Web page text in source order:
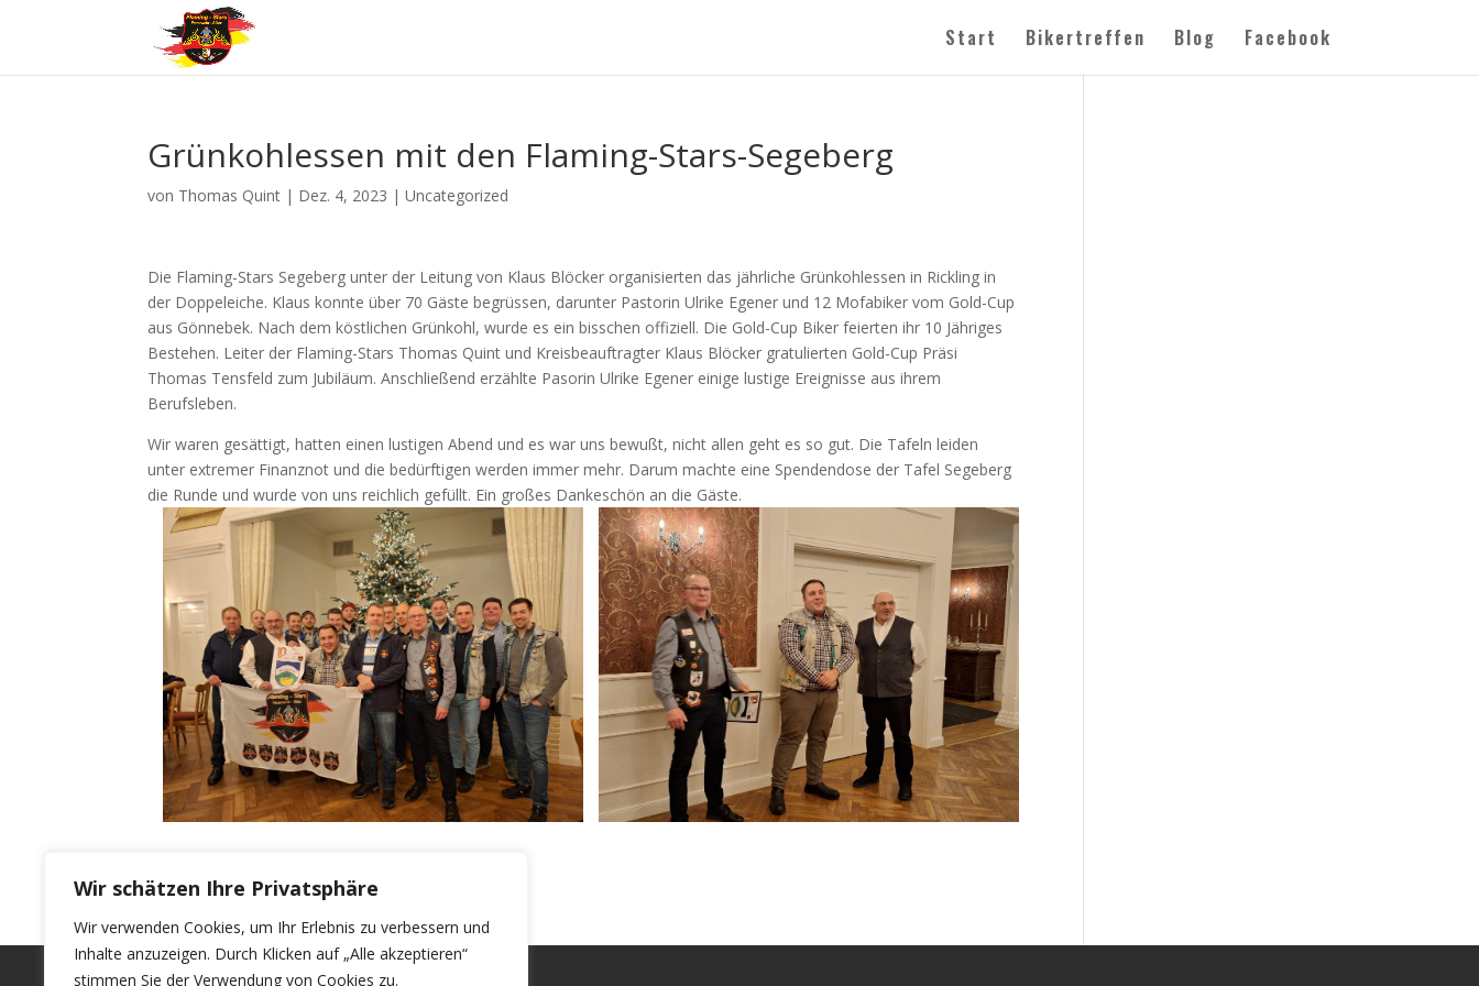
Wir schätzen Ihre Privatsphäre
Wir verwenden Cookies, um Ihr Erlebnis zu verbessern und
Inhalte anzuzeigen. Durch Klicken auf „Alle akzeptieren“
stimmen Sie der Verwendung von Cookies zu.
Start Bikertreffen Blog Facebook
Grünkohlessen mit den Flaming-Stars-Segeberg
von Thomas Quint | Dez. 4, 2023 |Uncategorized
Die Flaming-Stars Segeberg unter der Leitung von Klaus Blöcker organisierten das jährliche Grünkohlessen in Rickling in
der Doppeleiche. Klaus konnte über 70 Gäste begrüssen, darunter Pastorin Ulrike Egener und 12 Mofabiker vom Gold-Cup
aus Gönnebek. Nach dem köstlichen Grünkohl, wurde es ein bisschen offiziell. Die Gold-Cup Biker feierten ihr 10 Jähriges
Bestehen. Leiter der Flaming-Stars Thomas Quint und Kreisbeauftragter Klaus Blöcker gratulierten Gold-Cup Präsi
Thomas Tensfeld zum Jubiläum. Anschließend erzählte Pasorin Ulrike Egener einige lustige Ereignisse aus ihrem
Berufsleben.
Wir waren gesättigt, hatten einen lustigen Abend und es war uns bewußt, nicht allen geht es so gut. Die Tafeln leiden
unter extremer Finanznot und die bedürftigen werden immer mehr. Darum machte eine Spendendose der Tafel Segeberg
die Runde und wurde von uns reichlich gefüllt. Ein großes Dankeschön an die Gäste.
Impressum